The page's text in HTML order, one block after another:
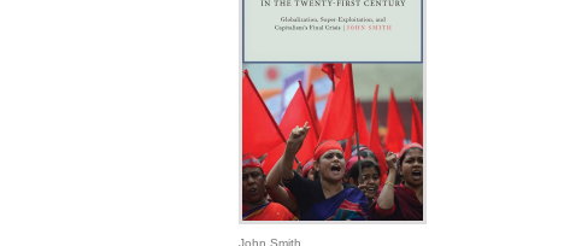
John Smith